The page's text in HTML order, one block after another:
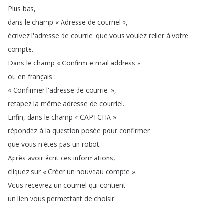
Plus bas,
dans le champ « Adresse de courriel »,
écrivez l'adresse de courriel que vous voulez relier à votre
compte.
Dans le champ « Confirm e-mail address »
ou en français :
« Confirmer l'adresse de courriel »,
retapez la même adresse de courriel.
Enfin, dans le champ « CAPTCHA »
répondez à la question posée pour confirmer
que vous n'êtes pas un robot.
Après avoir écrit ces informations,
cliquez sur « Créer un nouveau compte ».
Vous recevrez un courriel qui contient
un lien vous permettant de choisir